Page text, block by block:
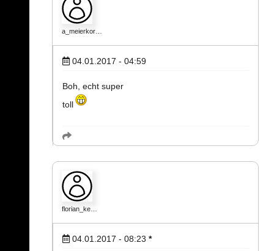
a_meierkor…
04.01.2017 - 04:59
Boh, echt super
toll
florian_ke…
04.01.2017 - 08:23 *